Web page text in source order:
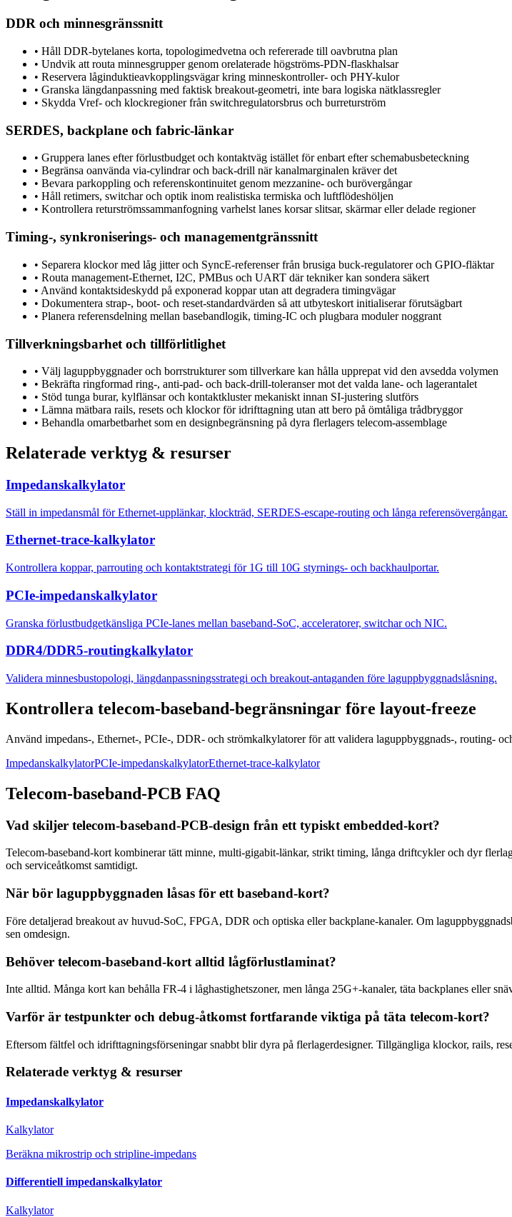
DDR och minnesgränssnitt
• Håll DDR-bytelanes korta, topologimedvetna och refererade till oavbrutna plan
• Undvik att routa minnesgrupper genom orelaterade högströms-PDN-flaskhalsar
• Reservera låginduktieavkopplingsvägar kring minneskontroller- och PHY-kulor
• Granska längdanpassning med faktisk breakout-geometri, inte bara logiska nätklassregler
• Skydda Vref- och klockregioner från switchregulatorsbrus och burreturström
SERDES, backplane och fabric-länkar
• Gruppera lanes efter förlustbudget och kontaktväg istället för enbart efter schemabusbeteckning
• Begränsa oanvända via-cylindrar och back-drill när kanalmarginalen kräver det
• Bevara parkoppling och referenskontinuitet genom mezzanine- och burövergångar
• Håll retimers, switchar och optik inom realistiska termiska och luftflödeshöljen
• Kontrollera returströmssammanfogning varhelst lanes korsar slitsar, skärmar eller delade regioner
Timing-, synkroniserings- och managementgränssnitt
• Separera klockor med låg jitter och SyncE-referenser från brusiga buck-regulatorer och GPIO-fläktar
• Routa management-Ethernet, I2C, PMBus och UART där tekniker kan sondera säkert
• Använd kontaktsideskydd på exponerad koppar utan att degradera timingvägar
• Dokumentera strap-, boot- och reset-standardvärden så att utbyteskort initialiserar förutsägbart
• Planera referensdelning mellan basebandlogik, timing-IC och plugbara moduler noggrant
Tillverkningsbarhet och tillförlitlighet
• Välj laguppbyggnader och borrstrukturer som tillverkare kan hålla upprepat vid den avsedda volymen
• Bekräfta ringformad ring-, anti-pad- och back-drill-toleranser mot det valda lane- och lagerantalet
• Stöd tunga burar, kylflänsar och kontaktkluster mekaniskt innan SI-justering slutförs
• Lämna mätbara rails, resets och klockor för idrifttagning utan att bero på ömtåliga trådbryggor
• Behandla omarbetbarhet som en designbegränsning på dyra flerlagers telecom-assemblage
Relaterade verktyg & resurser
Impedanskalkylator
Ställ in impedansmål för Ethernet-upplänkar, klockträd, SERDES-escape-routing och långa referensövergångar.
Ethernet-trace-kalkylator
Kontrollera koppar, parrouting och kontaktstrategi för 1G till 10G styrnings- och backhaulportar.
PCIe-impedanskalkylator
Granska förlustbudgetkänsliga PCIe-lanes mellan baseband-SoC, acceleratorer, switchar och NIC.
DDR4/DDR5-routingkalkylator
Validera minnesbustopologi, längdanpassningsstrategi och breakout-antaganden före laguppbyggnadslåsning.
Kontrollera telecom-baseband-begränsningar före layout-freeze
Använd impedans-, Ethernet-, PCIe-, DDR- och strömkalkylatorer för att validera laguppbyggnads-, routing-
ImpedanskalkylatorPCIe-impedanskalkylatorEthernet-trace-kalkylator
Telecom-baseband-PCB FAQ
Vad skiljer telecom-baseband-PCB-design från ett typiskt embedded-kort?
Telecom-baseband-kort kombinerar tätt minne, multi-gigabit-länkar, strikt timing, långa driftcykler och dyr
och serviceåtkomst samtidigt.
När bör laguppbyggnaden låsas för ett baseband-kort?
Före detaljerad breakout av huvud-SoC, FPGA, DDR och optiska eller backplane-kanaler. Om
sen omdesign.
Behöver telecom-baseband-kort alltid lågförlustlaminat?
Inte alltid. Många kort kan behålla FR-4 i låghastighetszoner, men långa 25G+-kanaler, täta backplanes eller
Varför är testpunkter och debug-åtkomst fortfarande viktiga på täta telecom-kort?
Eftersom fältfel och idrifttagningsförseningar snabbt blir dyra på flerlagerdesigner. Tillgängliga klockor, rails,
Relaterade verktyg & resurser
Impedanskalkylator
Kalkylator
Beräkna mikrostrip och stripline-impedans
Differentiell impedanskalkylator
Kalkylator